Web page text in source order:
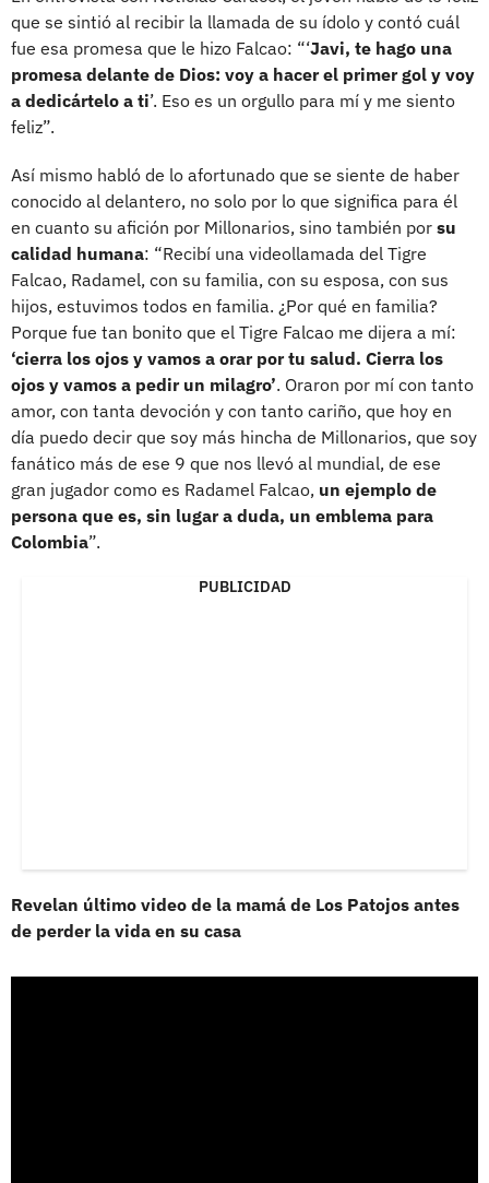
que se sintió al recibir la llamada de su ídolo y contó cuál
fue esa promesa que le hizo Falcao: “‘Javi, te hago una
promesa delante de Dios: voy a hacer el primer gol y voy
a dedicártelo a ti’. Eso es un orgullo para mí y me siento
feliz”.
Así mismo habló de lo afortunado que se siente de haber
conocido al delantero, no solo por lo que significa para él
en cuanto su afición por Millonarios, sino también por su
calidad humana: “Recibí una videollamada del Tigre
Falcao, Radamel, con su familia, con su esposa, con sus
hijos, estuvimos todos en familia. ¿Por qué en familia?
Porque fue tan bonito que el Tigre Falcao me dijera a mí:
‘cierra los ojos y vamos a orar por tu salud. Cierra los
ojos y vamos a pedir un milagro’. Oraron por mí con tanto
amor, con tanta devoción y con tanto cariño, que hoy en
día puedo decir que soy más hincha de Millonarios, que soy
fanático más de ese 9 que nos llevó al mundial, de ese
gran jugador como es Radamel Falcao, un ejemplo de
persona que es, sin lugar a duda, un emblema para
Colombia”.
PUBLICIDAD
Revelan último video de la mamá de Los Patojos antes
de perder la vida en su casa